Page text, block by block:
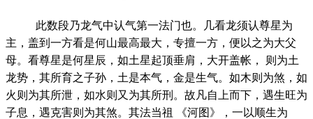
此数段乃龙气中认气第一法门也。几看龙须认尊星为
主，盖到一方看是何山最高最大，专擅一方，便以之为大父
母。看尊星是何星辰，如土星起顶垂肩，大开盖帐， 则为土
龙势，其所育之子孙，土是本气，金是生气。如木则为煞，如
火则为其所泄，如水则又为其所刑。故凡自上而下，遇生旺为
子息，遇克害则为其煞。其法当祖 《河图》，一以顺生为